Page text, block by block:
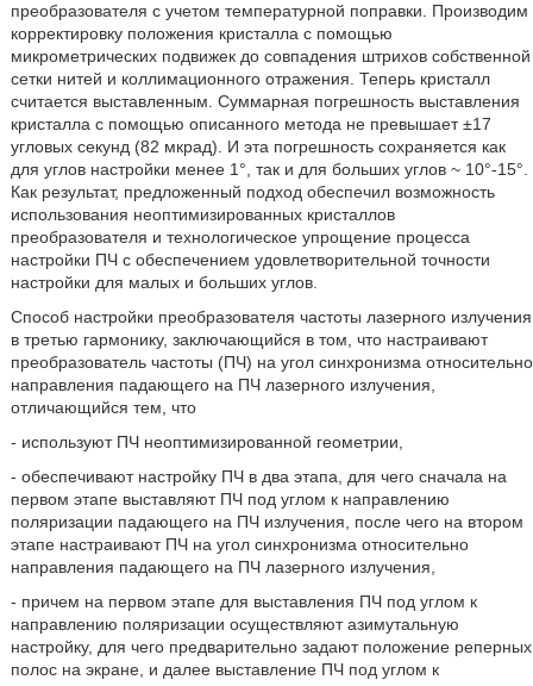
преобразователя с учетом температурной поправки. Производим
корректировку положения кристалла с помощью
микрометрических подвижек до совпадения штрихов собственной
сетки нитей и коллимационного отражения. Теперь кристалл
считается выставленным. Суммарная погрешность выставления
кристалла с помощью описанного метода не превышает ±17
угловых секунд (82 мкрад). И эта погрешность сохраняется как
для углов настройки менее 1°, так и для больших углов ~ 10°-15°.
Как результат, предложенный подход обеспечил возможность
использования неоптимизированных кристаллов
преобразователя и технологическое упрощение процесса
настройки ПЧ с обеспечением удовлетворительной точности
настройки для малых и больших углов.
Способ настройки преобразователя частоты лазерного излучения
в третью гармонику, заключающийся в том, что настраивают
преобразователь частоты (ПЧ) на угол синхронизма относительно
направления падающего на ПЧ лазерного излучения,
отличающийся тем, что
- используют ПЧ неоптимизированной геометрии,
- обеспечивают настройку ПЧ в два этапа, для чего сначала на
первом этапе выставляют ПЧ под углом к направлению
поляризации падающего на ПЧ излучения, после чего на втором
этапе настраивают ПЧ на угол синхронизма относительно
направления падающего на ПЧ лазерного излучения,
- причем на первом этапе для выставления ПЧ под углом к
направлению поляризации осуществляют азимутальную
настройку, для чего предварительно задают положение реперных
полос на экране, и далее выставление ПЧ под углом к